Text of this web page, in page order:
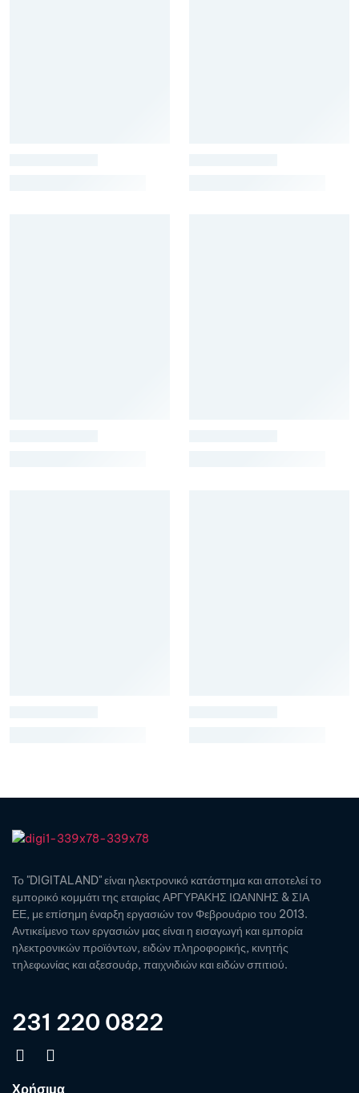
Το "DIGITALAND" είναι ηλεκτρονικό κατάστημα και αποτελεί το
εμπορικό κομμάτι της εταιρίας ΑΡΓΥΡΑΚΗΣ ΙΩΑΝΝΗΣ & ΣΙΑ
ΕΕ, με επίσημη έναρξη εργασιών τον Φεβρουάριο του 2013.
Αντικείμενο των εργασιών μας είναι η εισαγωγή και εμπορία
ηλεκτρονικών προϊόντων, ειδών πληροφορικής, κινητής
τηλεφωνίας και αξεσουάρ, παιχνιδιών και ειδών σπιτιού.
231 220 0822
Χρήσιμα